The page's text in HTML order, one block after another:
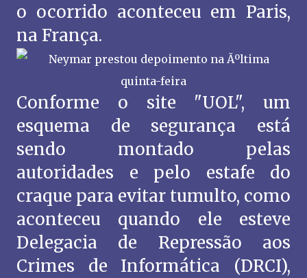
o ocorrido aconteceu em Paris,
na França.
Conforme o site "UOL", um
esquema de segurança está
sendo montado pelas
autoridades e pelo estafe do
craque para evitar tumulto, como
aconteceu quando ele esteve
Delegacia de Repressão aos
Crimes de Informática (DRCI),